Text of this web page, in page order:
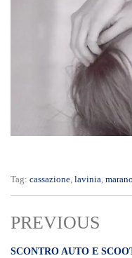
Tag: cassazione, lavinia, marano
PREVIOUS
SCONTRO AUTO E